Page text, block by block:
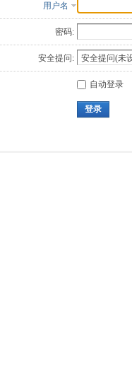
用户名
密码:
安全提问:
自动登录
登录